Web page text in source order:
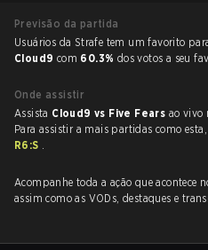
Previsão da partida
Cloud9 com 60.3% dos votos a seu
Onde assistir
Assista Cloud9 vs Five Fears ao vivo
Para assistir a mais partidas como
R6:S .
Acompanhe toda a ação que acontece
assim como as VODs, destaques e